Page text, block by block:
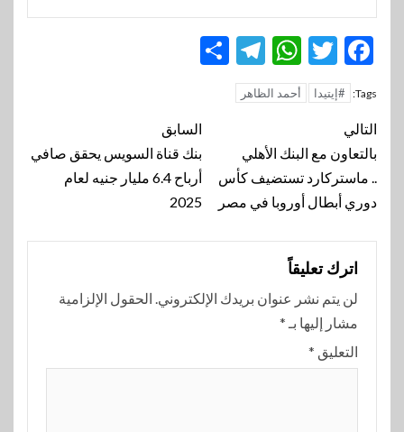
Facebook
Twitter
WhatsApp
Telegram
Tags: #إيتيدا أحمد الظاهر
تنقل
المقالة
السابق
بنك قناة السويس يحقق صافي
أرباح 6.4 مليار جنيه لعام
2025
التالي
بالتعاون مع البنك الأهلي
.. ماستركارد تستضيف كأس
دوري أبطال أوروبا في مصر
اترك تعليقاً
لن يتم نشر عنوان بريدك الإلكتروني. الحقول الإلزامية
مشار إليها بـ *
التعليق *